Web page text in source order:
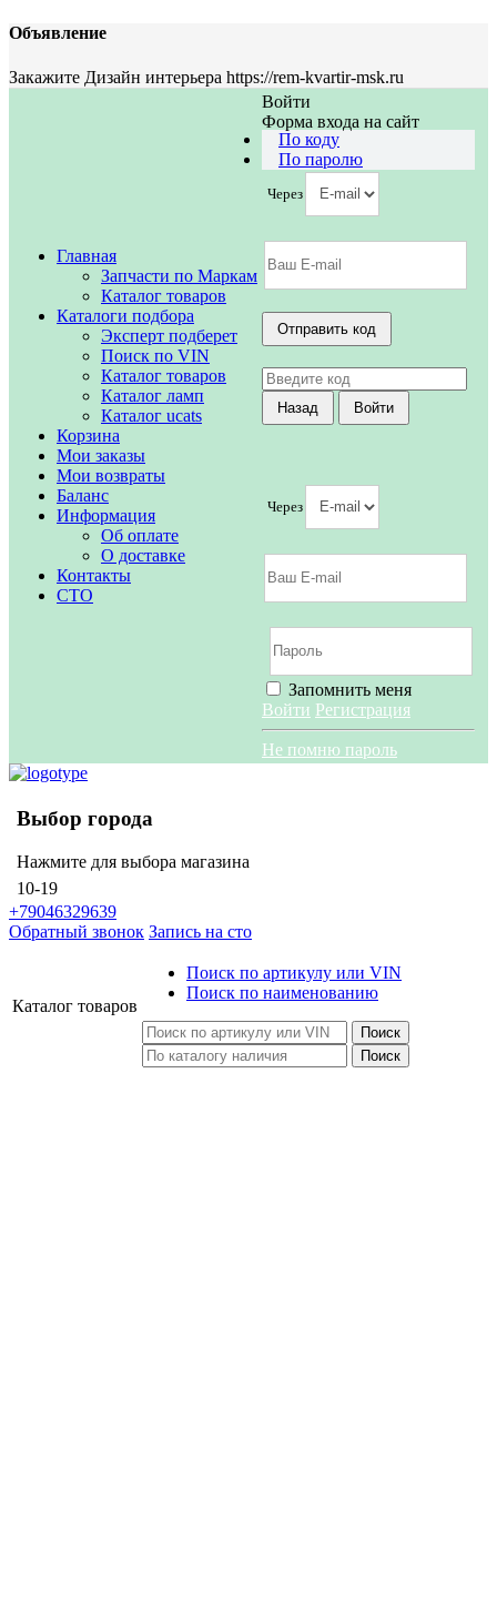
Объявление
Закажите Дизайн интерьера https://rem-kvartir-msk.ru
Главная
Запчасти по Маркам
Каталог товаров
Каталоги подбора
Эксперт подберет
Поиск по VIN
Каталог товаров
Каталог ламп
Каталог ucats
Корзина
Мои заказы
Мои возвраты
Баланс
Информация
Об оплате
О доставке
Контакты
СТО
Войти
Форма входа на сайт
По коду
По паролю
Через
Через
Запомнить меня
Войти Регистрация
Не помню пароль
Выбор города
Нажмите для выбора магазина
10-19
+79046329639
Обратный звонок Запись на сто
Каталог товаров
Поиск по артикулу или VIN
Поиск по наименованию
Поиск
Поиск